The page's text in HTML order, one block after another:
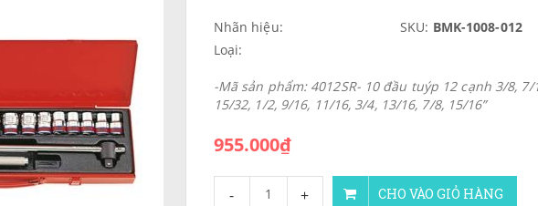
Nhãn hiệu: SKU: BMK-1008-012
Loại:
-Mã sản phẩm: 4012SR- 10 đầu tuýp 12 cạnh 3/8, 7/
15/32, 1/2, 9/16, 11/16, 3/4, 13/16, 7/8, 15/16”
955.000₫
- + CHO VÀO GIỎ HÀNG